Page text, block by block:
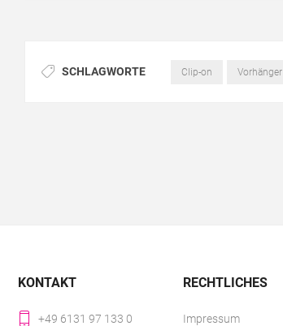
SCHLAGWORTE Clip-on Vorhänger
KONTAKT
+49 6131 97 133 0
RECHTLICHES
Impressum